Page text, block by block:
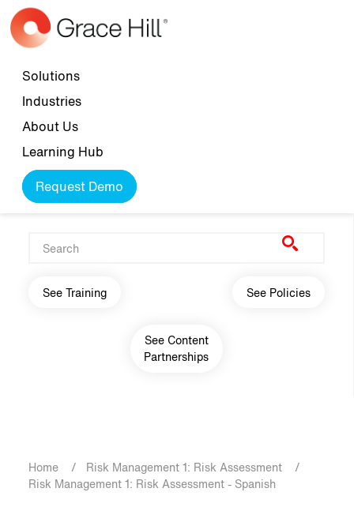
Skip to main content
Top navigation
Solutions
Industries
About Us
Learning Hub
Request Demo
Main navigation
See Training See Policies
See Content
Partnerships
Breadcrumb
Home / Risk Management 1: Risk Assessment
/
Risk Management 1: Risk Assessment - Spanish